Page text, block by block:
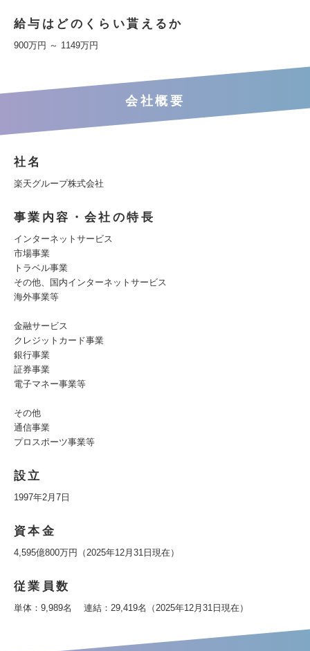
給与はどのくらい貰えるか
900万円 ～ 1149万円
会社概要
社名
楽天グループ株式会社
事業内容・会社の特長
インターネットサービス
市場事業
トラベル事業
その他、国内インターネットサービス
海外事業等
金融サービス
クレジットカード事業
銀行事業
証券事業
電子マネー事業等
その他
通信事業
プロスポーツ事業等
設立
1997年2月7日
資本金
4,595億800万円（2025年12月31日現在）
従業員数
単体：9,989名 連結：29,419名（2025年12月31日現在）